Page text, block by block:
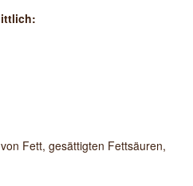
Fett, gesättigten Fettsäuren,